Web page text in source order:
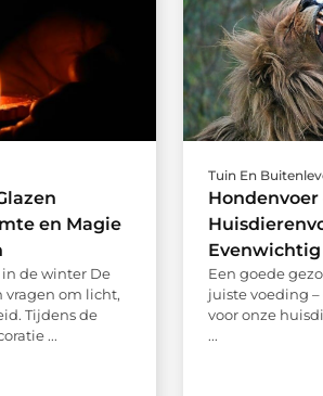
en Magie
de winter De
om licht,
Tijdens de
...
Tuin En
Hondenvoer
Evenwichtig
Een goede
juiste voeding
voor onze
...